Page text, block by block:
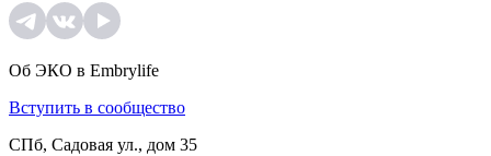
Об ЭКО в Embrylife
Вступить в сообщество
СПб, Садовая ул., дом 35